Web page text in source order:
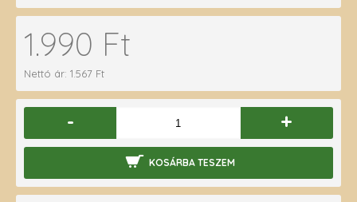
1.990 Ft
Nettó ár: 1.567 Ft
- +
KOSÁRBA TESZEM